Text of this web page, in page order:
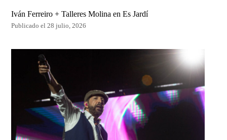
Iván Ferreiro + Talleres Molina en Es Jardí
Publicado el 28 julio, 2026